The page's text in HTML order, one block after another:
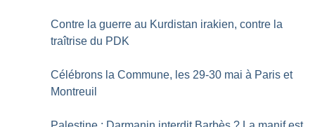
Contre la guerre au Kurdistan irakien, contre la
traîtrise du PDK
Célébrons la Commune, les 29-30 mai à Paris et
Montreuil